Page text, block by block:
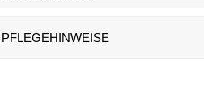
PFLEGEHINWEISE